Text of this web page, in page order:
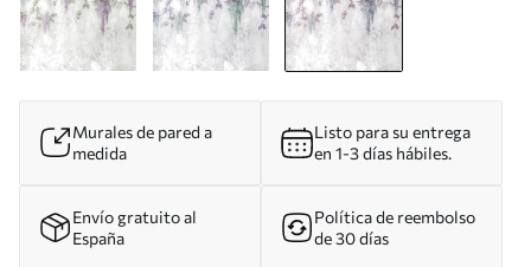
Murales de pared a
medida
Listo para su entrega
en 1-3 días hábiles.
Envío gratuito al
España
Política de reembolso
de 30 días